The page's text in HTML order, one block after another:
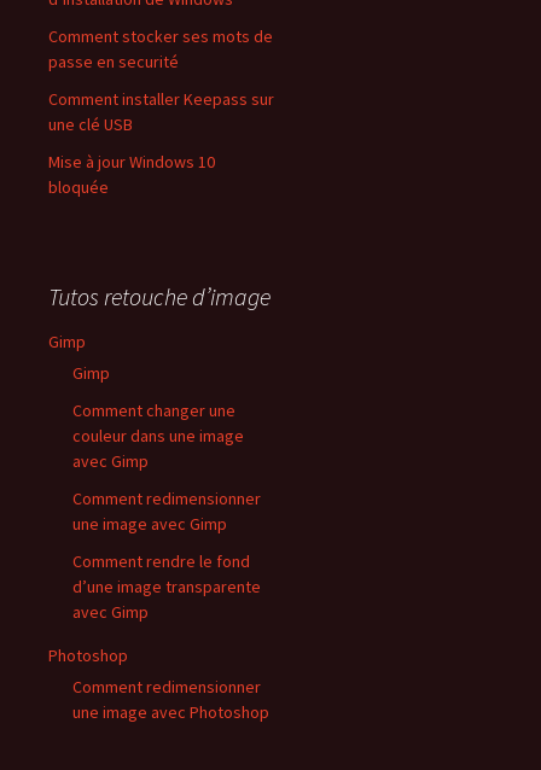
Comment stocker ses mots de
passe en securité
Comment installer Keepass sur
une clé USB
Mise à jour Windows 10
bloquée
Tutos retouche d’image
Gimp
Gimp
Comment changer une
couleur dans une image
avec Gimp
Comment redimensionner
une image avec Gimp
Comment rendre le fond
d’une image transparente
avec Gimp
Photoshop
Comment redimensionner
une image avec Photoshop